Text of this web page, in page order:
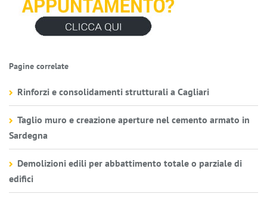
Pagine correlate
Rinforzi e consolidamenti strutturali a Cagliari
Taglio muro e creazione aperture nel cemento armato in
Sardegna
Demolizioni edili per abbattimento totale o parziale di
edifici